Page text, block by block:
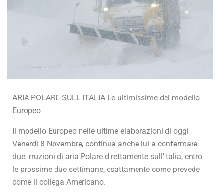
ARIA POLARE SULL ITALIA Le ultimissime del modello
Europeo
Il modello Europeo nelle ultime elaborazioni di oggi
Venerdì 8 Novembre, continua anche lui a confermare
due irruzioni di aria Polare direttamente sull’Italia, entro
le prossime due settimane, esattamente come prevede
come il collega Americano.